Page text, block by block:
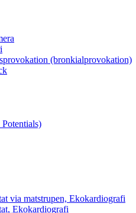
(bronkialprovokation)
via matstrupen, Ekokardiografi
Ekokardiografi